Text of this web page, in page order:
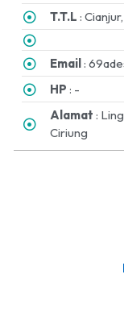
T.T.L :
Email:
HP : -
Alamat :
Ciriung